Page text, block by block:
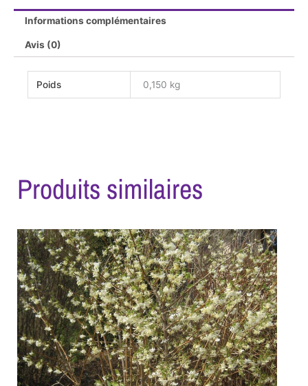
Informations complémentaires
Avis (0)
Poids 0,150 kg
Produits similaires